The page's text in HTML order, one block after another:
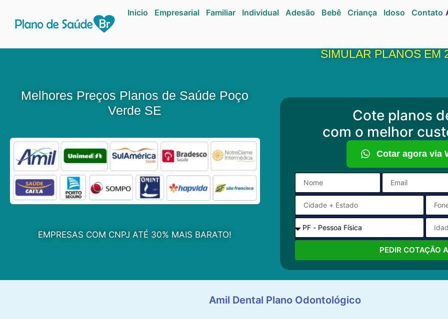
Inicio Empresarial Familiar Individual Adesão Bebê Criança Idoso Contato
Melhores Preços Planos de Saúde Poço
Verde SE
EMPRESAS COM CNPJ ATÉ 30% MAIS BARATO!
SIMULAR PLANOS EM
Cote planos
com o melhor
Cotar agora via
PEDIR COTAÇÃO
Amil Dental Plano Odontológico